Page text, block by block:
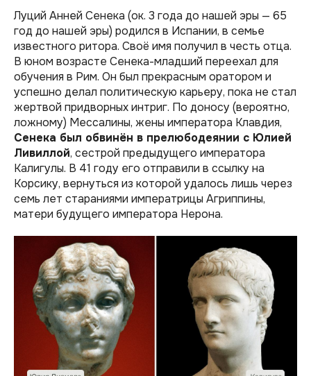
Луций Анней Сенека (ок. 3 года до нашей эры — 65
год до нашей эры) родился в Испании, в семье
известного ритора. Своё имя получил в честь отца.
В юном возрасте Сенека-младший переехал для
обучения в Рим. Он был прекрасным оратором и
успешно делал политическую карьеру, пока не стал
жертвой придворных интриг. По доносу (вероятно,
ложному) Мессалины, жены императора Клавдия,
Сенека был обвинён в прелюбодеянии с Юлией
Ливиллой, сестрой предыдущего императора
Калигулы. В 41 году его отправили в ссылку на
Корсику, вернуться из которой удалось лишь через
семь лет стараниями императрицы Агриппины,
матери будущего императора Нерона.